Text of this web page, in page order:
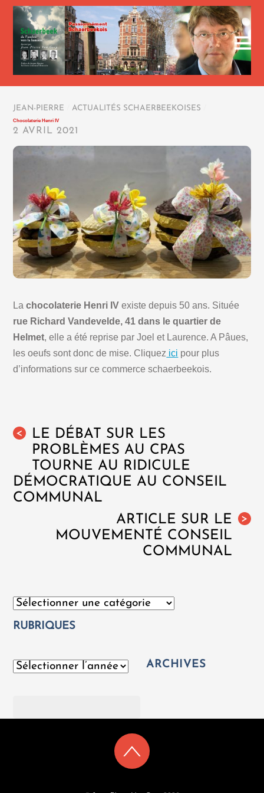
JEAN-PIERRE ACTUALITÉS SCHAERBEEKOISES
Chocolaterie Henri IV
2 AVRIL 2021
Lachocolaterie Henri IV existe depuis 50 ans. Située
rue Richard Vandevelde, 41 dans le quartier de
Helmet, elle a été reprise par Joel et Laurence. A Pâues,
les oeufs sont donc de mise. Cliquez ici pour plus
d’informations sur ce commerce schaerbeekois.
<
LE DÉBAT SUR LES
PROBLÈMES AU CPAS
TOURNE AU RIDICULE
DÉMOCRATIQUE AU CONSEIL
COMMUNAL
>
ARTICLE SUR LE
MOUVEMENTÉ CONSEIL
COMMUNAL
Catégories
RUBRIQUES
Archives ARCHIVES